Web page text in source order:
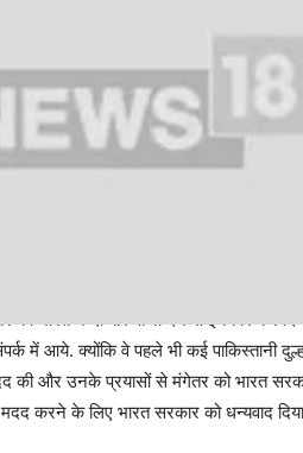
भारत ने दो बार वीजा देने से इनकार कर
में आये. क्योंकि वे पहले भी कई पाकिस्तानी
और उनके प्रयासों से मंगेतर को भारत सरकार
मदद करने के लिए भारत सरकार को धन्यवाद